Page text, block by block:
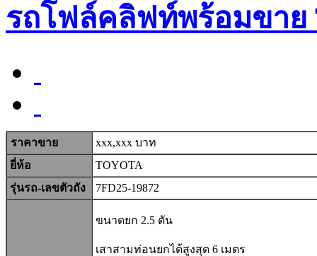
รถโฟล์คลิฟท์พร้อมขาย
ราคาขาย
xxx,xxx บาท
ยี่ห้อ
TOYOTA
รุ่นรถ-เลขตัวถัง
7FD25-19872
ขนาดยก 2.5 ตัน
เสาสามท่อนยกได้สูงสุด 6 เมตร